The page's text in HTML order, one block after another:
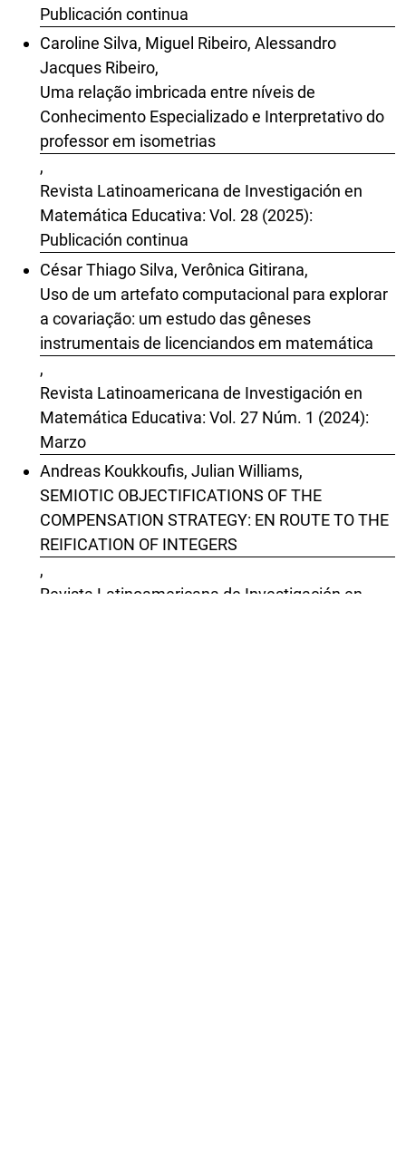
Publicación continua
Caroline Silva, Miguel Ribeiro, Alessandro
Jacques Ribeiro,
Uma relação imbricada entre níveis de
Conhecimento Especializado e Interpretativo do
professor em isometrias
,
Revista Latinoamericana de Investigación en
Matemática Educativa: Vol. 28 (2025):
Publicación continua
César Thiago Silva, Verônica Gitirana,
Uso de um artefato computacional para explorar
a covariação: um estudo das gêneses
instrumentais de licenciandos em matemática
,
Revista Latinoamericana de Investigación en
Matemática Educativa: Vol. 27 Núm. 1 (2024):
Marzo
Andreas Koukkoufis, Julian Williams,
SEMIOTIC OBJECTIFICATIONS OF THE
COMPENSATION STRATEGY: EN ROUTE TO THE
REIFICATION OF INTEGERS
,
Revista Latinoamericana de Investigación en